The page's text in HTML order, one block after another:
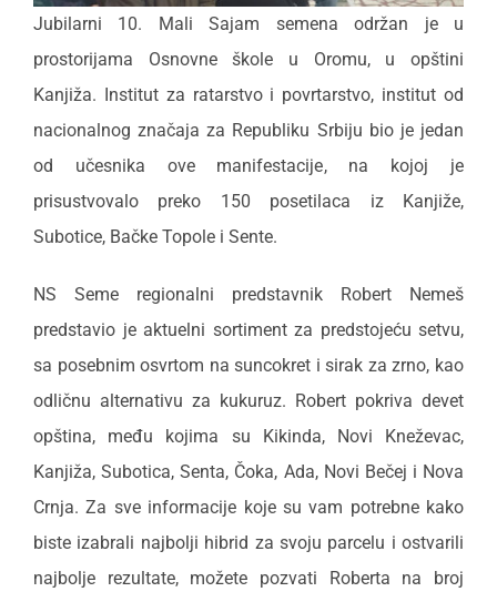
Jubilarni 10. Mali Sajam semena održan je u
prostorijama Osnovne škole u Oromu, u opštini
Kanjiža. Institut za ratarstvo i povrtarstvo, institut od
nacionalnog značaja za Republiku Srbiju bio je jedan
od učesnika ove manifestacije, na kojoj je
prisustvovalo preko 150 posetilaca iz Kanjiže,
Subotice, Bačke Topole i Sente.
NS Seme regionalni predstavnik Robert Nemeš
predstavio je aktuelni sortiment za predstojeću setvu,
sa posebnim osvrtom na suncokret i sirak za zrno, kao
odličnu alternativu za kukuruz. Robert pokriva devet
opština, među kojima su Kikinda, Novi Kneževac,
Kanjiža, Subotica, Senta, Čoka, Ada, Novi Bečej i Nova
Crnja. Za sve informacije koje su vam potrebne kako
biste izabrali najbolji hibrid za svoju parcelu i ostvarili
najbolje rezultate, možete pozvati Roberta na broj